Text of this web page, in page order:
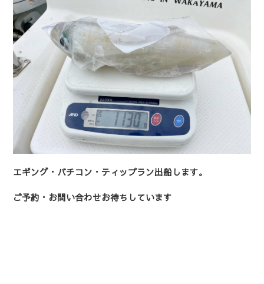
エギング・バチコン・ティップラン出船します。
ご予約・お問い合わせお待ちしています